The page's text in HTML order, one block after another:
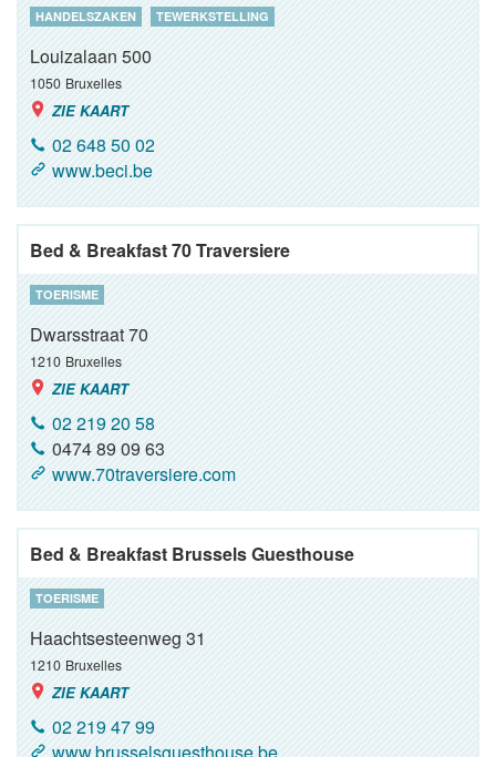
HANDELSZAKEN TEWERKSTELLING
Louizalaan 500
1050 Bruxelles
ZIE KAART
02 648 50 02
www.beci.be
Bed & Breakfast 70 Traversiere
TOERISME
Dwarsstraat 70
1210 Bruxelles
ZIE KAART
02 219 20 58
0474 89 09 63
www.70traversiere.com
Bed & Breakfast Brussels Guesthouse
TOERISME
Haachtsesteenweg 31
1210 Bruxelles
ZIE KAART
02 219 47 99